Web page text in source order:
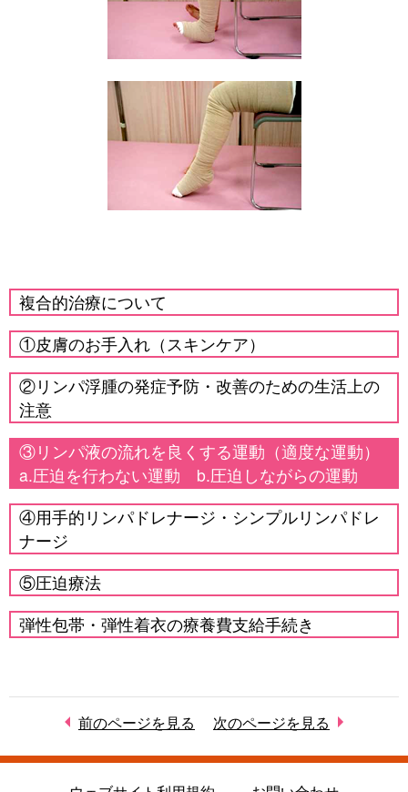
複合的治療について
①皮膚のお手入れ（スキンケア）
②リンパ浮腫の発症予防・改善のための生活上の
注意
③リンパ液の流れを良くする運動（適度な運動）
a.圧迫を行わない運動 b.圧迫しながらの運動
④用手的リンパドレナージ・シンプルリンパドレ
ナージ
⑤圧迫療法
弾性包帯・弾性着衣の療養費支給手続き
前のページを見る 次のページを見る